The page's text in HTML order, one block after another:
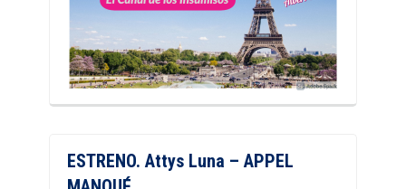
ESTRENO. Attys Luna – APPEL